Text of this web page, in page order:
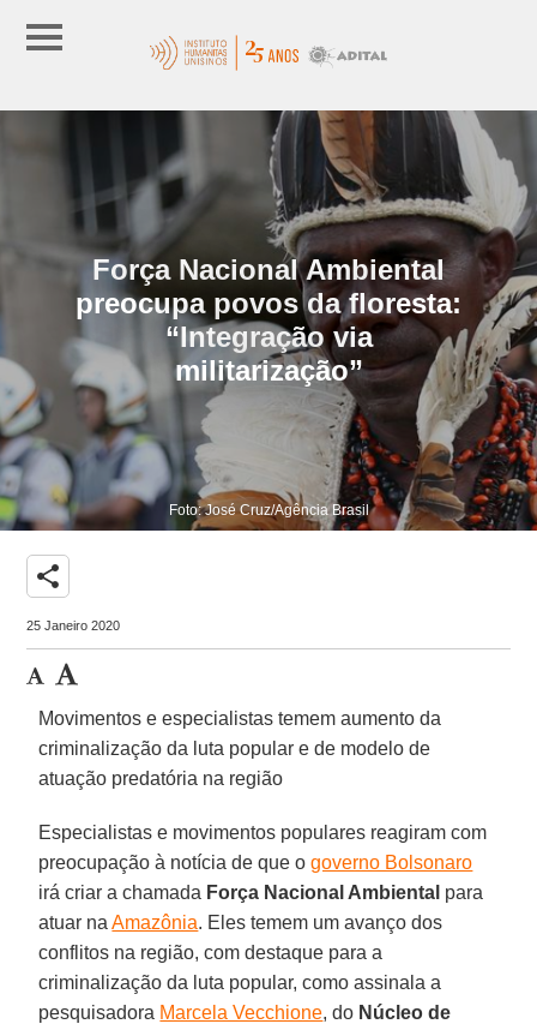
Força Nacional Ambiental
preocupa povos da floresta:
“Integração via
militarização”
Foto: José Cruz/Agência Brasil
share
25 Janeiro 2020
Movimentos e especialistas temem aumento da
criminalização da luta popular e de modelo de
atuação predatória na região
Especialistas e movimentos populares reagiram com
preocupação à notícia de que ogoverno Bolsonaro
irá criar a chamada Força Nacional Ambiental para
atuar naAmazônia. Eles temem um avanço dos
conflitos na região, com destaque para a
criminalização da luta popular, como assinala a
pesquisadora Marcela Vecchione, do Núcleo de